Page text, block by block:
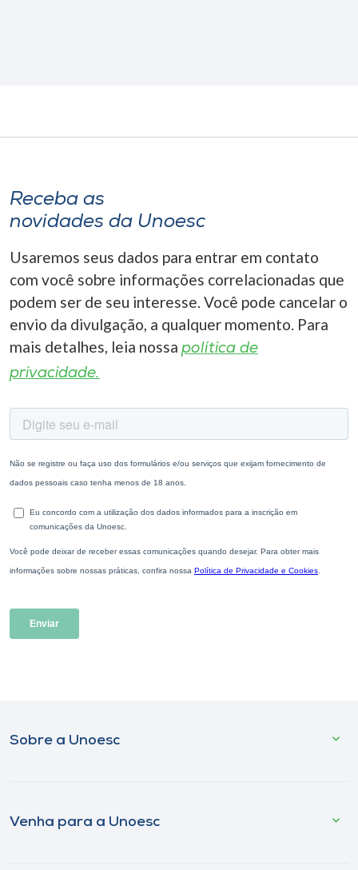
Receba as
novidades da Unoesc
Usaremos seus dados para entrar em contato
com você sobre informações correlacionadas que
podem ser de seu interesse. Você pode cancelar o
envio da divulgação, a qualquer momento. Para
mais detalhes, leia nossa política de
privacidade.
Sobre a Unoesc
Venha para a Unoesc